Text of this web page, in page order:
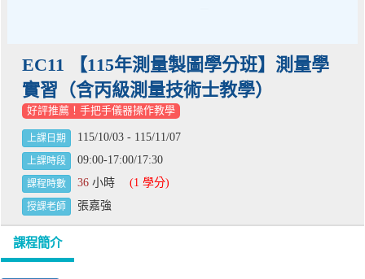
EC11 【115年測量製圖學分班】測量學
實習（含丙級測量技術士教學）
好評推薦！手把手儀器操作教學
上課日期 115/10/03 - 115/11/07
上課時段 09:00-17:00/17:30
課程時數 36 小時 (1 學分)
授課老師 張嘉強
課程簡介